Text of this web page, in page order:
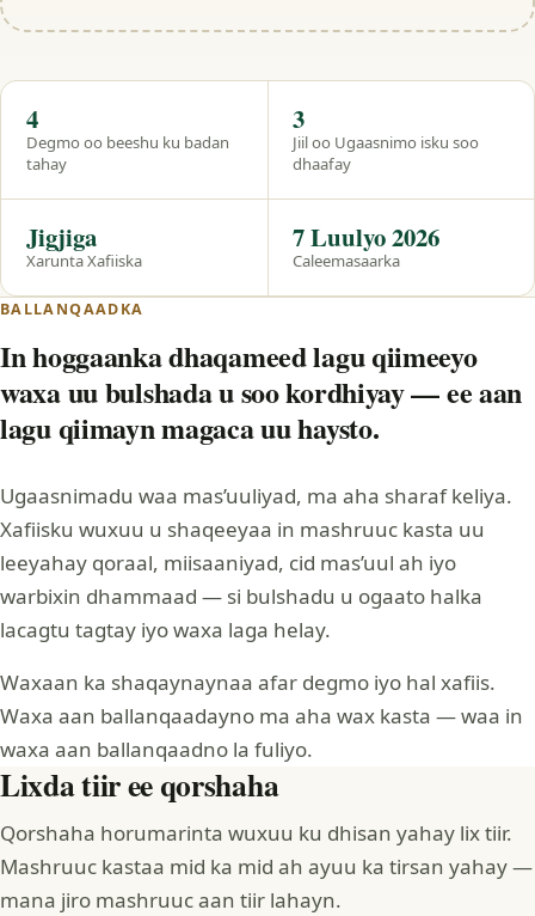
Hal eeg
Degmo oo beeshu ku badan
tahay
4
Jiil oo Ugaasnimo isku soo
dhaafay
3
Xarunta Xafiiska
Jigjiga
Caleemasaarka
7 Luulyo 2026
BALLANQAADKA
In hoggaanka dhaqameed lagu qiimeeyo
waxa uu bulshada u soo kordhiyay — ee aan
lagu qiimayn magaca uu haysto.
Ugaasnimadu waa mas’uuliyad, ma aha sharaf keliya.
Xafiisku wuxuu u shaqeeyaa in mashruuc kasta uu
leeyahay qoraal, miisaaniyad, cid mas’uul ah iyo
warbixin dhammaad — si bulshadu u ogaato halka
lacagtu tagtay iyo waxa laga helay.
Waxaan ka shaqaynaynaa afar degmo iyo hal xafiis.
Waxa aan ballanqaadayno ma aha wax kasta — waa in
waxa aan ballanqaadno la fuliyo.
Lixda tiir ee qorshaha
Qorshaha horumarinta wuxuu ku dhisan yahay lix tiir.
Mashruuc kastaa mid ka mid ah ayuu ka tirsan yahay —
mana jiro mashruuc aan tiir lahayn.